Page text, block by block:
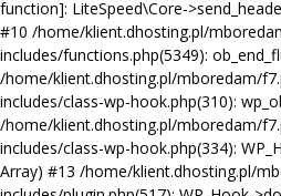
function]: LiteSpeed\Core-
#10 /home/klient.dhosting.pl/
includes/functions.php(5349):
/home/klient.dhosting.pl/mboredam/
includes/class-wp-hook.php(310):
/home/klient.dhosting.pl/mboredam/
includes/class-wp-hook.php(334):
Array) #13 /home/klient.dhosting.pl/